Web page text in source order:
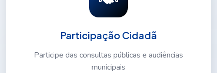
Participação Cidadã
Participe das consultas públicas e audiências
municipais